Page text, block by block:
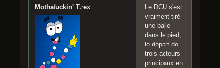
Mothafuckin' T.rex
Le DCU s'est
vraiment tiré
une balle
dans le pied,
le départ de
trois acteurs
principaux en